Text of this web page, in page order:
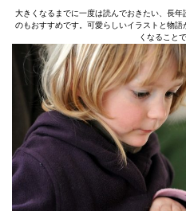
大きくなるまでに一度は読んでおきたい、長
のもおすすめです。可愛らしいイラストと物
くなること